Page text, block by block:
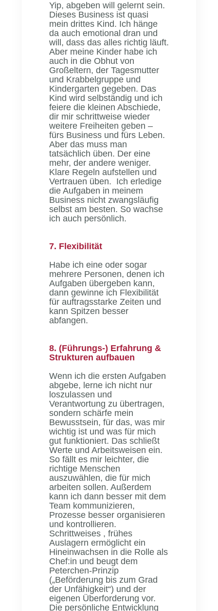
Yip, abgeben will gelernt sein.
Dieses Business ist quasi
mein drittes Kind. Ich hänge
da auch emotional dran und
will, dass das alles richtig läuft.
Aber meine Kinder habe ich
auch in die Obhut von
Großeltern, der Tagesmutter
und Krabbelgruppe und
Kindergarten gegeben. Das
Kind wird selbständig und ich
feiere die kleinen Abschiede,
dir mir schrittweise wieder
weitere Freiheiten geben –
fürs Business und fürs Leben.
Aber das muss man
tatsächlich üben. Der eine
mehr, der andere weniger.
Klare Regeln aufstellen und
Vertrauen üben. Ich erledige
die Aufgaben in meinem
Business nicht zwangsläufig
selbst am besten. So wachse
ich auch persönlich.
7. Flexibilität
Habe ich eine oder sogar
mehrere Personen, denen ich
Aufgaben übergeben kann,
dann gewinne ich Flexibilität
für auftragsstarke Zeiten und
kann Spitzen besser
abfangen.
8. (Führungs-) Erfahrung &
Strukturen aufbauen
Wenn ich die ersten Aufgaben
abgebe, lerne ich nicht nur
loszulassen und
Verantwortung zu übertragen,
sondern schärfe mein
Bewusstsein, für das, was mir
wichtig ist und was für mich
gut funktioniert. Das schließt
Werte und Arbeitsweisen ein.
So fällt es mir leichter, die
richtige Menschen
auszuwählen, die für mich
arbeiten sollen. Außerdem
kann ich dann besser mit dem
Team kommunizieren,
Prozesse besser organisieren
und kontrollieren.
Schrittweises , frühes
Auslagern ermöglicht ein
Hineinwachsen in die Rolle als
Chef:in und beugt dem
Peterchen-Prinzip
(„Beförderung bis zum Grad
der Unfähigkeit“) und der
eigenen Überforderung vor.
Die persönliche Entwicklung